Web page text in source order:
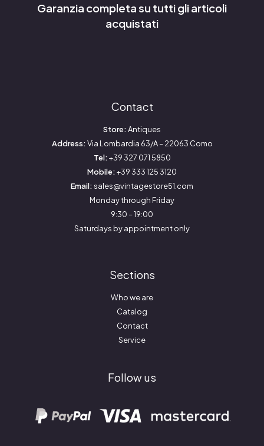
Garanzia completa su tutti gli articoli
acquistati
Contact
Store:Antiques
Address:Via Lombardia 63/A – 22063 Como
Tel:+39 327 071 5850
Mobile:+39 333 125 3120
Email:sales@vintagestore51.com
Monday through Friday
9:30 – 19:00
Saturdays by appointment only
Sections
Who we are
Catalog
Contact
Service
Follow us